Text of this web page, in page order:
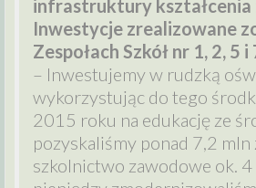
infrastruktury
Inwestycje zrealizowane
Zespołach Szkół nr 1, 2, 5 i
– Inwestujemy w rudzką
wykorzystując do tego
2015 roku na edukację ze
pozyskaliśmy ponad 7,2 mln
szkolnictwo zawodowe ok. 4